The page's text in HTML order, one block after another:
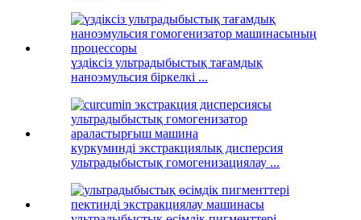
үздіксіз ультрадыбыстық тағамдық
наноэмульсия біркелкі ...
куркуминді экстракциялық дисперсия
ультрадыбыстық гомогенизациялау ...